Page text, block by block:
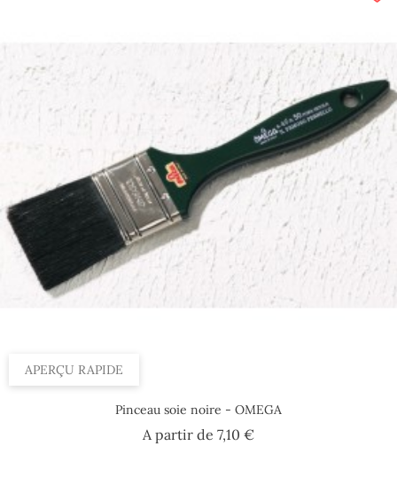
APERÇU RAPIDE
Pinceau soie noire - OMEGA
A partir de 7,10 €Prix